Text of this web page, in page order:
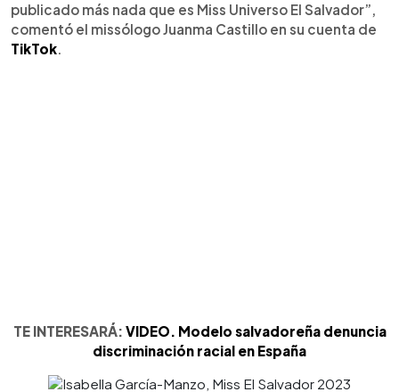
publicado más nada que es Miss Universo El Salvador”,
comentó el missólogo Juanma Castillo en su cuenta de
TikTok.
TE INTERESARÁ: VIDEO. Modelo salvadoreña denuncia
discriminación racial en España